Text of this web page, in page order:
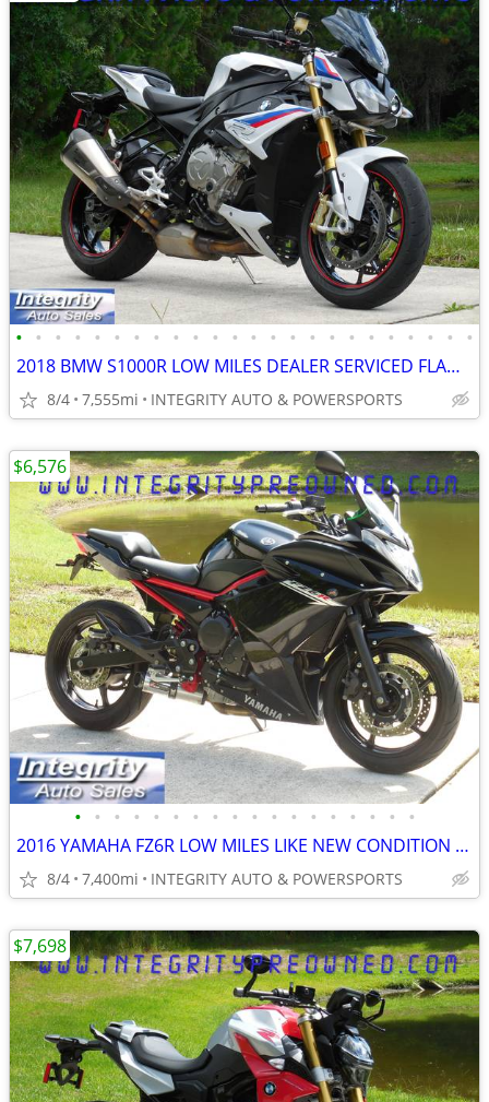
• • • • • • • • • • • • • • • • • • • • • • • •
2018 BMW S1000R LOW MILES DEALER SERVICED FLAWLESS NO BS DEALER FEES!!
8/4 7,555mi INTEGRITY AUTO & POWERSPORTS
• • • • • • • • • • • • • • • • • •
2016 YAMAHA FZ6R LOW MILES LIKE NEW CONDITION NO BS FEES!!!!!
8/4 7,400mi INTEGRITY AUTO & POWERSPORTS
$6,576
$7,698